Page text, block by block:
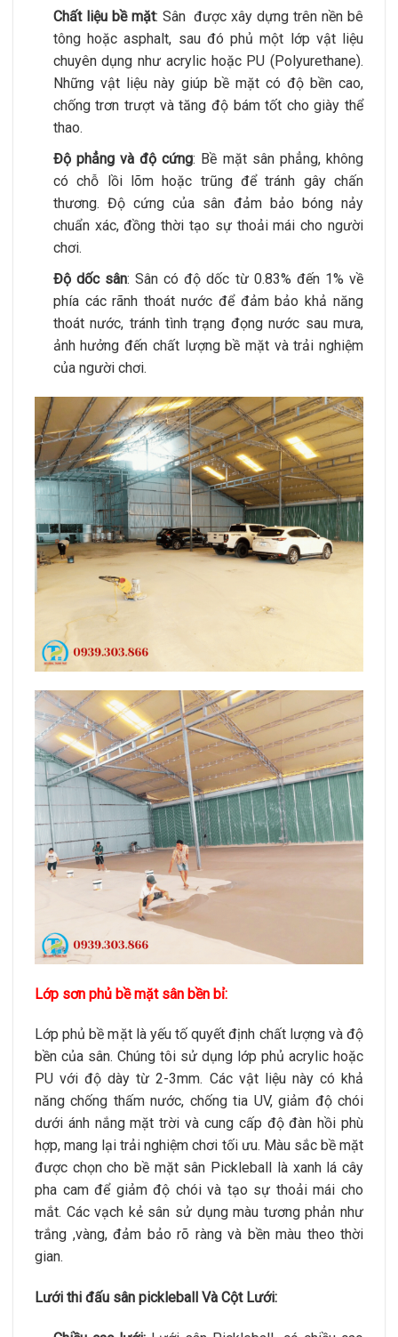
Chất liệu bề mặt: Sân được xây dựng trên nền bê
tông hoặc asphalt, sau đó phủ một lớp vật liệu
chuyên dụng như acrylic hoặc PU (Polyurethane).
Những vật liệu này giúp bề mặt có độ bền cao,
chống trơn trượt và tăng độ bám tốt cho giày thể
thao.
Độ phẳng và độ cứng: Bề mặt sân phẳng, không
có chỗ lồi lõm hoặc trũng để tránh gây chấn
thương. Độ cứng của sân đảm bảo bóng nảy
chuẩn xác, đồng thời tạo sự thoải mái cho người
chơi.
Độ dốc sân: Sân có độ dốc từ 0.83% đến 1% về
phía các rãnh thoát nước để đảm bảo khả năng
thoát nước, tránh tình trạng đọng nước sau mưa,
ảnh hưởng đến chất lượng bề mặt và trải nghiệm
của người chơi.
Lớp sơn phủ bề mặt sân bền bỉ:
Lớp phủ bề mặt là yếu tố quyết định chất lượng và độ
bền của sân. Chúng tôi sử dụng lớp phủ acrylic hoặc
PU với độ dày từ 2-3mm. Các vật liệu này có khả
năng chống thấm nước, chống tia UV, giảm độ chói
dưới ánh nắng mặt trời và cung cấp độ đàn hồi phù
hợp, mang lại trải nghiệm chơi tối ưu. Màu sắc bề mặt
được chọn cho bề mặt sân Pickleball là xanh lá cây
pha cam để giảm độ chói và tạo sự thoải mái cho
mắt. Các vạch kẻ sân sử dụng màu tương phản như
trắng ,vàng, đảm bảo rõ ràng và bền màu theo thời
gian.
Lưới thi đấu sân pickleball Và Cột Lưới: